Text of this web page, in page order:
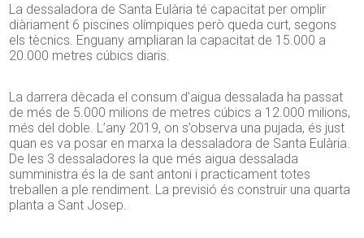
La dessaladora de Santa Eulària té capacitat per omplir
diàriament 6 piscines olímpiques però queda curt, segons
els tècnics. Enguany ampliaran la capacitat de 15.000 a
20.000 metres cúbics diaris.
La darrera dècada el consum d’aigua dessalada ha passat
de més de 5.000 milions de metres cúbics a 12.000 milions,
més del doble. L’any 2019, on s’observa una pujada, és just
quan es va posar en marxa la dessaladora de Santa Eulària.
De les 3 dessaladores la que més aigua dessalada
sumministra és la de sant antoni i practicament totes
treballen a ple rendiment. La previsió és construir una quarta
planta a Sant Josep.